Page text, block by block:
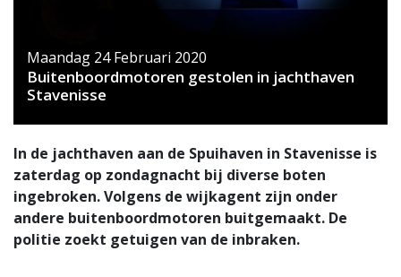
Maandag 24 Februari 2020
Buitenboordmotoren gestolen in jachthaven
Stavenisse
In de jachthaven aan de Spuihaven in Stavenisse is
zaterdag op zondagnacht bij diverse boten
ingebroken. Volgens de wijkagent zijn onder
andere buitenboordmotoren buitgemaakt. De
politie zoekt getuigen van de inbraken.